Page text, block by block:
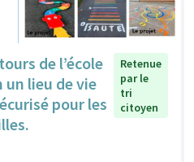
de l’école
un lieu de vie
pour les
Retenue
par le
tri
citoyen